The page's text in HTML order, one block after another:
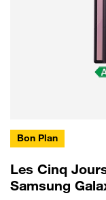
Bon Plan
Les Cinq
Samsung